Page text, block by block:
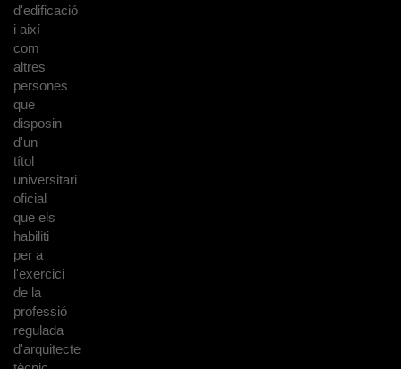
d'edificació
i així
com
altres
persones
que
disposin
d'un
títol
universitari
oficial
que els
habiliti
per a
l'exercici
de la
professió
regulada
d'arquitecte